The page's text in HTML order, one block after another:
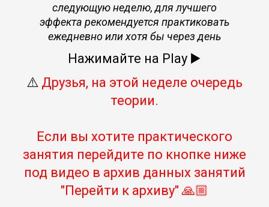
следующую неделю, для лучшего
эффекта рекомендуется практиковать
ежедневно или хотя бы через день
Нажимайте на Play ▶️
⚠️ Друзья, на этой неделе очередь
теории.
Если вы хотите практического
занятия перейдите по кнопке ниже
под видео в архив данных занятий
"Перейти к архиву" 🙏🏼